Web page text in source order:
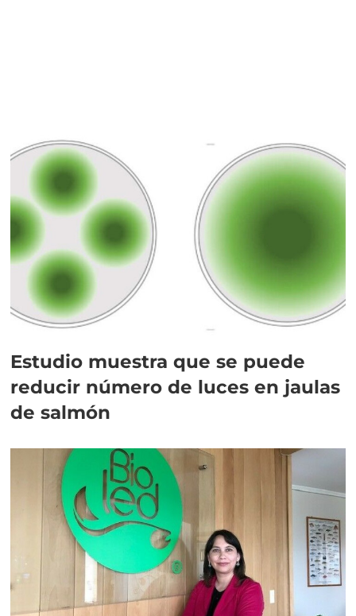
Estudio muestra que se puede
reducir número de luces en jaulas
de salmón